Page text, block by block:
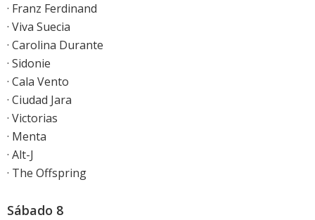
· Franz Ferdinand
· Viva Suecia
· Carolina Durante
· Sidonie
· Cala Vento
· Ciudad Jara
· Victorias
· Menta
· Alt-J
· The Offspring
Sábado 8